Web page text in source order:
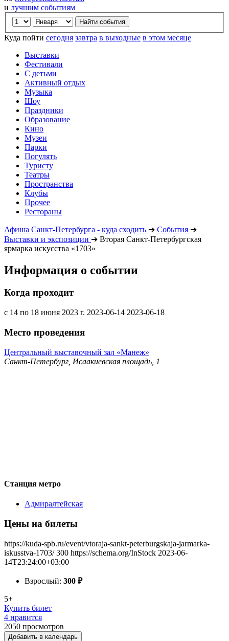
и лучшим событиям
Куда пойти сегодня завтра в выходные в этом месяце
Выставки
Фестивали
С детьми
Активный отдых
Музыка
Шоу
Праздники
Образование
Кино
Музеи
Парки
Погулять
Туристу
Театры
Пространства
Клубы
Прочее
Рестораны
Афиша Санкт-Петербурга - куда сходить ➔ События ➔
Выставки и экспозиции ➔ Вторая Санкт-Петербургская
ярмарка искусства «1703»
Информация о событии
Когда проходит
с 14 по 18 июня 2023 г. 2023-06-14 2023-06-18
Место проведения
Центральный выставочный зал «Манеж»
Санкт-Петербург, Исаакиевская площадь, 1
Станция метро
Адмиралтейская
Цены на билеты
https://kuda-spb.ru/event/vtoraja-sankt-peterburgskaja-jarmarka-
iskusstva-1703/ 300 https://schema.org/InStock 2023-06-
14T23:24:00+03:00
Взрослый: 300 ₽
5+
Купить билет
4 нравится
2050 просмотров
Добавить в календарь